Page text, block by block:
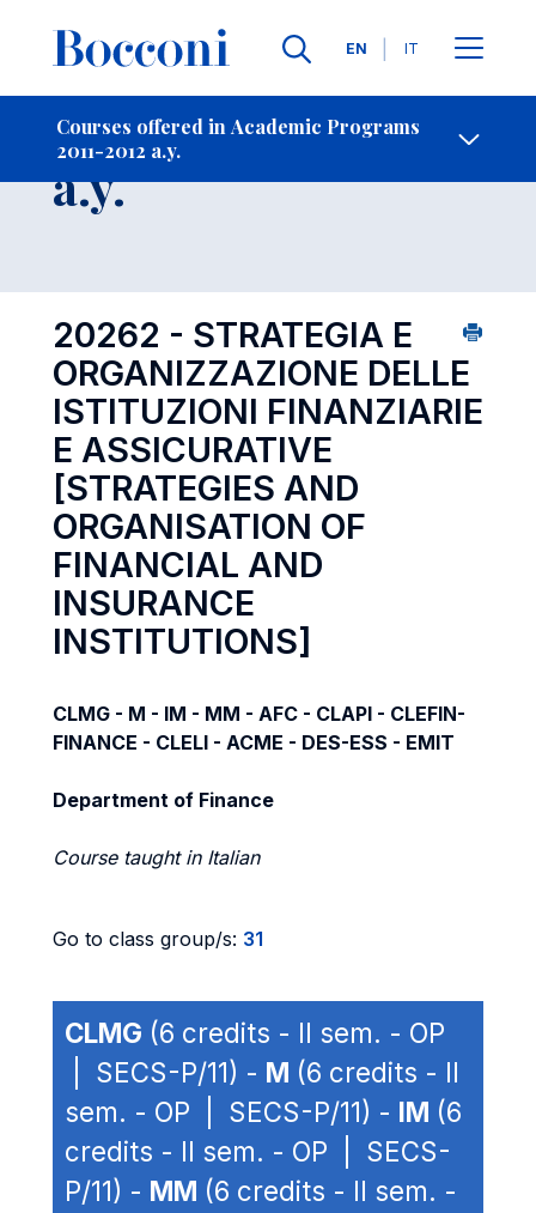
Languages
EN IT
Courses offered in Academic Programs
2011-2012 a.y.
- Contact Us
Course 2011-2012
a.y.
20262 - STRATEGIA E
ORGANIZZAZIONE DELLE
ISTITUZIONI FINANZIARIE
E ASSICURATIVE
[STRATEGIES AND
ORGANISATION OF
FINANCIAL AND
INSURANCE
INSTITUTIONS]
CLMG - M - IM - MM - AFC - CLAPI - CLEFIN-
FINANCE - CLELI - ACME - DES-ESS - EMIT
Department of Finance
Course taught in Italian
Go to class group/s: 31
CLMG (6 credits - II sem. - OP
| SECS-P/11) - M (6 credits - II
sem. - OP | SECS-P/11) - IM (6
credits - II sem. - OP | SECS-
P/11) - MM (6 credits - II sem. -